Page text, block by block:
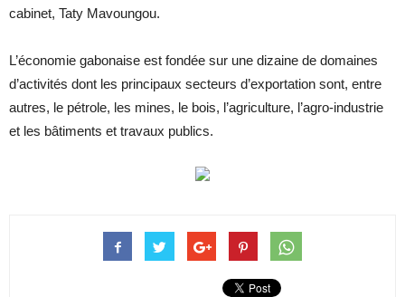
cabinet, Taty Mavoungou.
L’économie gabonaise est fondée sur une dizaine de domaines
d’activités dont les principaux secteurs d’exportation sont, entre
autres, le pétrole, les mines, le bois, l’agriculture, l’agro-industrie
et les bâtiments et travaux publics.